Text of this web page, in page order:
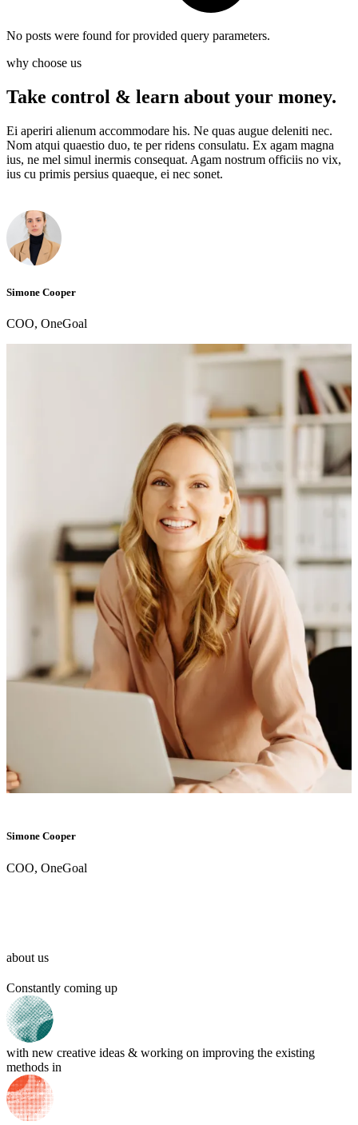
No posts were found for provided query parameters.
why choose us
Take control & learn about your money.
Ei aperiri alienum accommodare his. Ne quas augue deleniti nec.
Nom atqui quaestio duo, te per ridens consulatu. Ex agam magna
ius, ne mel simul inermis consequat. Agam nostrum officiis no vix,
ius cu primis persius quaeque, ei nec sonet.
Simone Cooper
COO, OneGoal
Simone Cooper
COO, OneGoal
about us
Constantly coming up
with new creative ideas & working on improving the existing
methods in